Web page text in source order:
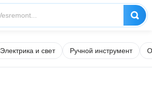
Электрика и свет Ручной инструмент